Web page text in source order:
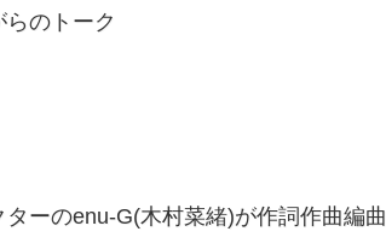
のトーク
ーのenu-G(木村菜緒)が作詞作曲編曲